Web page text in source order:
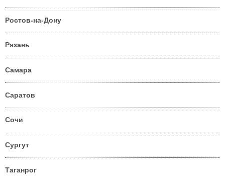
Ростов-на-Дону
Рязань
Самара
Саратов
Сочи
Сургут
Таганрог